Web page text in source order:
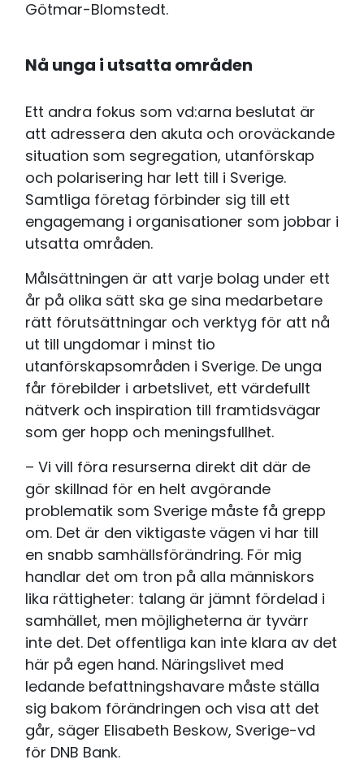
Götmar-Blomstedt.
Nå unga i utsatta områden
Ett andra fokus som vd:arna beslutat är
att adressera den akuta och oroväckande
situation som segregation, utanförskap
och polarisering har lett till i Sverige.
Samtliga företag förbinder sig till ett
engagemang i organisationer som jobbar i
utsatta områden.
Målsättningen är att varje bolag under ett
år på olika sätt ska ge sina medarbetare
rätt förutsättningar och verktyg för att nå
ut till ungdomar i minst tio
utanförskapsområden i Sverige. De unga
får förebilder i arbetslivet, ett värdefullt
nätverk och inspiration till framtidsvägar
som ger hopp och meningsfullhet.
– Vi vill föra resurserna direkt dit där de
gör skillnad för en helt avgörande
problematik som Sverige måste få grepp
om. Det är den viktigaste vägen vi har till
en snabb samhällsförändring. För mig
handlar det om tron på alla människors
lika rättigheter: talang är jämnt fördelad i
samhället, men möjligheterna är tyvärr
inte det. Det offentliga kan inte klara av det
här på egen hand. Näringslivet med
ledande befattningshavare måste ställa
sig bakom förändringen och visa att det
går, säger Elisabeth Beskow, Sverige-vd
för DNB Bank.